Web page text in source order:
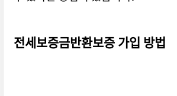
전세보증금반환보증 가입 방법